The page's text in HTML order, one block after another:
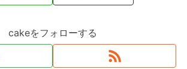
cakeをフォローする